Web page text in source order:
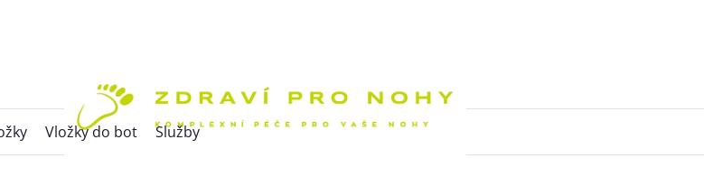
Vložky do bot Služby